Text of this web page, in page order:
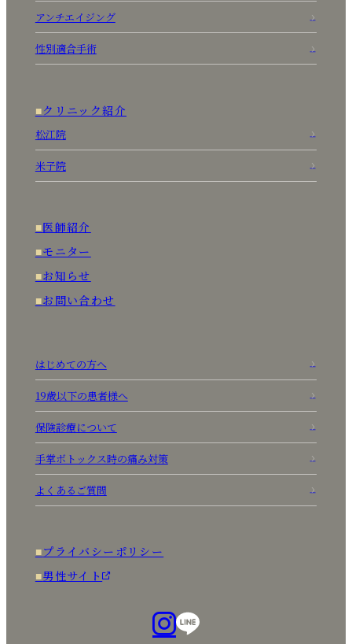
アンチエイジング
性別適合手術
クリニック紹介
松江院
米子院
医師紹介
モニター
お知らせ
お問い合わせ
はじめての方へ
19歳以下の患者様へ
保険診療について
手掌ボトックス時の痛み対策
よくあるご質問
プライバシーポリシー
男性サイト